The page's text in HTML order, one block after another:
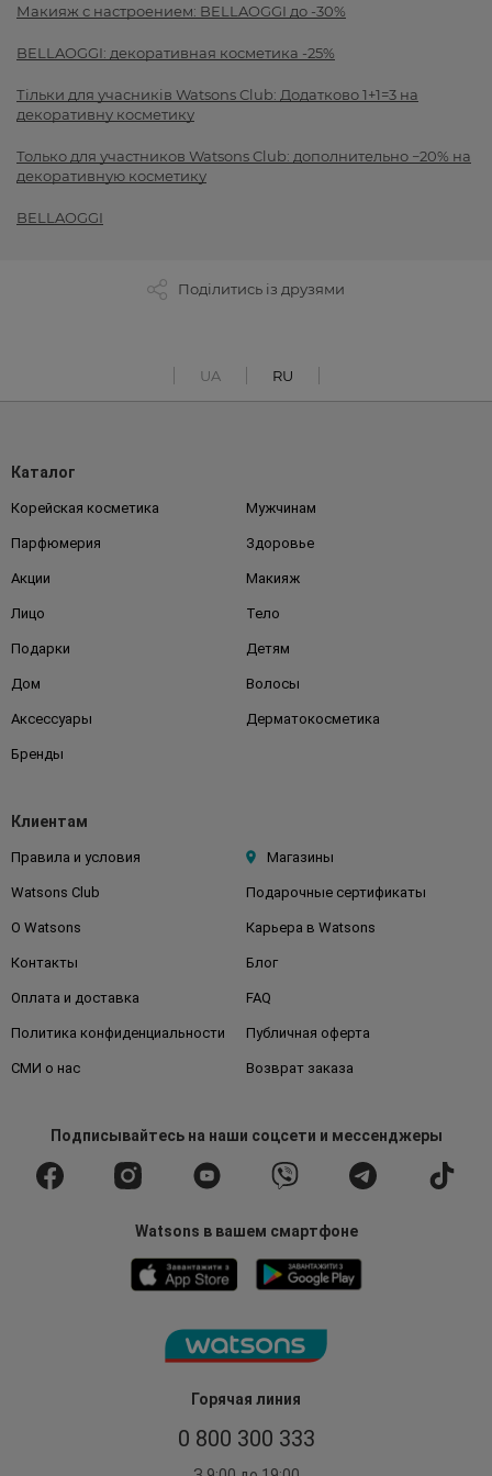
Макияж с настроением: BELLAOGGI до -30%
BELLAOGGI: декоративная косметика -25%
Тільки для учасників Watsons Club: Додатково 1+1=3 на
декоративну косметику
Только для участников Watsons Club: дополнительно −20% на
декоративную косметику
BELLAOGGI
Поділитись із друзями
UA RU
Горячая линия
0 800 300 333
Каталог
Корейская косметика Мужчинам
Парфюмерия Здоровье
Акции Макияж
Лицо Тело
Подарки Детям
Дом Волосы
Аксессуары Дерматокосметика
Бренды
Клиентам
Правила и условия Магазины
Watsons Club Подарочные сертификаты
О Watsons Карьера в Watsons
Контакты Блог
Оплата и доставка FAQ
Политика конфиденциальности Публичная оферта
СМИ о нас Возврат заказа
Подписывайтесьна наши соцсети и мессенджеры
Watsons в вашем смартфоне